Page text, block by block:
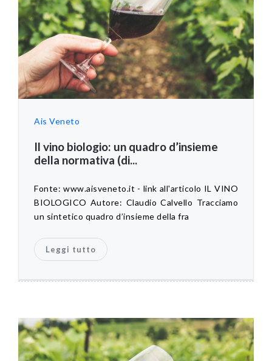
Ais Veneto
Il vino biologio: un quadro d’insieme
della normativa (di...
Fonte: www.aisveneto.it - link all'articolo IL VINO
BIOLOGICO Autore: Claudio Calvello Tracciamo
un sintetico quadro d’insieme della fra
Leggi tutto